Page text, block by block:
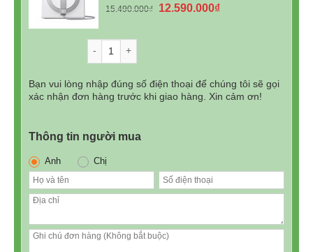
Dây an toàn 2 trong 1
Dây an toàn tổng hợp và dây nguồn kết hợp cả hai loại
cáp thành một, kết nối mọi thứ thành một bộ phận gọn
gàng giúp loại bỏ tình trạng dây cáp và dây điện bị rối.
Trạm được trang bị chức năng quản lý cáp tự động để
quấn cáp và đơn giản hóa quy trình xếp hàng.
15.490.000₫
Giá
12.590.000₫Giá
Bạn vui lòng nhập đúng số điện thoại để chúng tôi sẽ gọi
xác nhận đơn hàng trước khi giao hàng. Xin cảm ơn!
Thông tin người mua
Anh Chị